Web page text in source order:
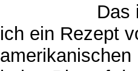
Das
ich ein Rezept